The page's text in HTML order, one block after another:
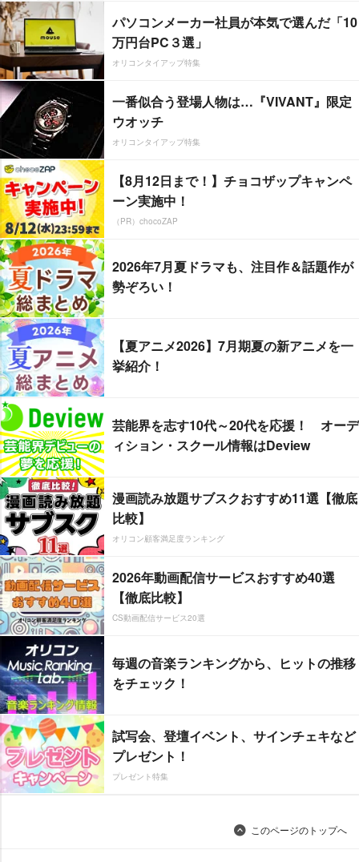
パソコンメーカー社員が本気で選んだ「10
万円台PC３選」
オリコンタイアップ特集
一番似合う登場人物は…『VIVANT』限定
ウオッチ
オリコンタイアップ特集
【8月12日まで！】チョコザップキャンペ
ーン実施中！
（PR）chocoZAP
2026年7月夏ドラマも、注目作＆話題作が
勢ぞろい！
【夏アニメ2026】7月期夏の新アニメを一
挙紹介！
芸能界を志す10代～20代を応援！ オーデ
ィション・スクール情報はDeview
漫画読み放題サブスクおすすめ11選【徹底
比較】
オリコン顧客満足度ランキング
2026年動画配信サービスおすすめ40選
【徹底比較】
CS動画配信サービス20選
毎週の音楽ランキングから、ヒットの推移
をチェック！
試写会、登壇イベント、サインチェキなど
プレゼント！
プレゼント特集
このページのトップへ